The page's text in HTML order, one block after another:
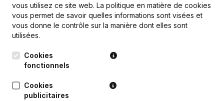
Vous recherchez plus
d’informations sur cette entreprise
?
Consulter la santé en un coup d'oeil
Choisissez des informations rapides ou des détails
granulaires
Recevez des mises à jour sur les développements
vous utilisez ce site web. La politique en matière de cookies
vous permet de savoir quelles informations sont visées et
vous donne le contrôle sur la manière dont elles sont
utilisées.
Cookies
fonctionnels
Cookies
publicitaires